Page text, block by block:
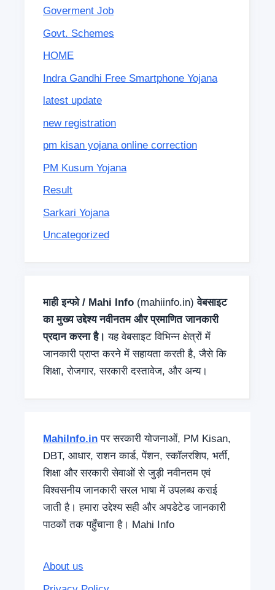
Goverment Job
Govt. Schemes
HOME
Indra Gandhi Free Smartphone Yojana
latest update
new registration
pm kisan yojana online correction
PM Kusum Yojana
Result
Sarkari Yojana
Uncategorized
माही इन्फो / Mahi Info (mahiinfo.in)वेबसाइट
का मुख्य उद्देश्य नवीनतम और प्रमाणित जानकारी
प्रदान करना है। यह वेबसाइट विभिन्न क्षेत्रों में
जानकारी प्राप्त करने में सहायता करती है, जैसे कि
शिक्षा, रोजगार, सरकारी दस्तावेज, और अन्य।
MahiInfo.in पर सरकारी योजनाओं, PM Kisan,
DBT, आधार, राशन कार्ड, पेंशन, स्कॉलरशिप, भर्ती,
शिक्षा और सरकारी सेवाओं से जुड़ी नवीनतम एवं
विश्वसनीय जानकारी सरल भाषा में उपलब्ध कराई
जाती है। हमारा उद्देश्य सही और अपडेटेड जानकारी
पाठकों तक पहुँचाना है। Mahi Info
About us